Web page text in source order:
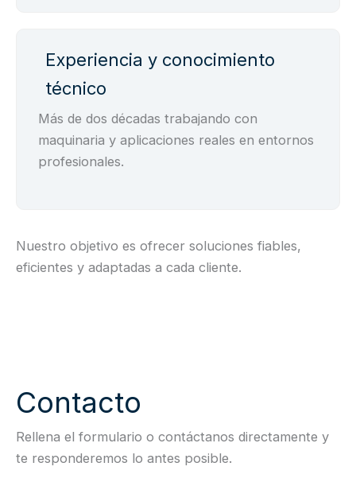
Experiencia y conocimiento
técnico
Más de dos décadas trabajando con
maquinaria y aplicaciones reales en entornos
profesionales.
Nuestro objetivo es ofrecer soluciones fiables,
eficientes y adaptadas a cada cliente.
Contacto
Rellena el formulario o contáctanos directamente y
te responderemos lo antes posible.